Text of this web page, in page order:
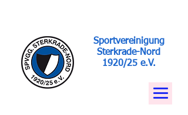
Sportvereinigung
Sterkrade-Nord
1920/25 e.V.